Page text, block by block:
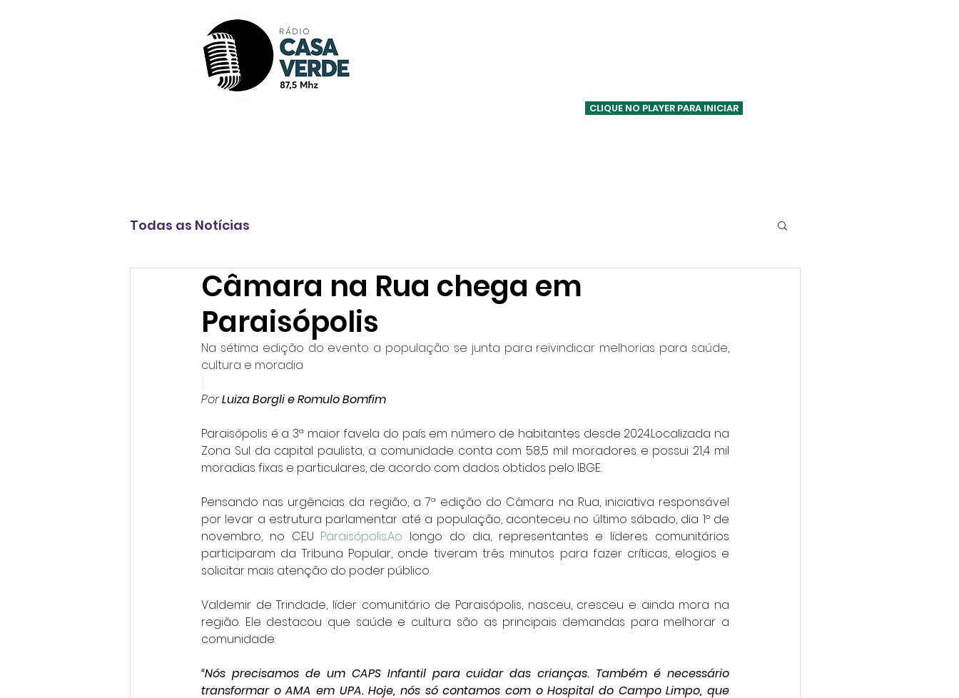
CLIQUE NO PLAYER PARA INICIAR
Todas as Notícias
Câmara na Rua chega em
Paraisópolis
Na sétima edição do evento a população se junta para reivindicar melhorias para saúde,
cultura e moradia
Por Luiza Borgli e Romulo Bomfim
Paraisópolis é a 3ª maior favela do país em número de habitantes desde 2024.Localizada na
Zona Sul da capital paulista, a comunidade conta com 58,5 mil moradores e possui 21,4 mil
moradias fixas e particulares, de acordo com dados obtidos pelo IBGE.
Pensando nas urgências da região, a 7ª edição do Câmara na Rua, iniciativa responsável
por levar a estrutura parlamentar até a população, aconteceu no último sábado, dia 1º de
novembro, no CEU Paraisópolis.Ao longo do dia, representantes e líderes comunitários
participaram da Tribuna Popular, onde tiveram três minutos para fazer críticas, elogios e
solicitar mais atenção do poder público.
Valdemir de Trindade, líder comunitário de Paraisópolis, nasceu, cresceu e ainda mora na
região. Ele destacou que saúde e cultura são as principais demandas para melhorar a
comunidade:
“Nós precisamos de um CAPS Infantil para cuidar das crianças. Também é necessário
transformar o AMA em UPA. Hoje, nós só contamos com o Hospital do Campo Limpo, que